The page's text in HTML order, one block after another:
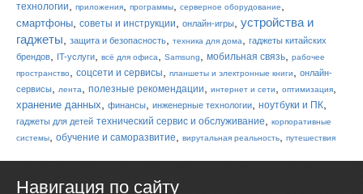
технологии
приложения программы серверное оборудование
смартфоны советы и инструкции онлайн-игры
устройства и
гаджеты
защита и безопасность техника для дома
гаджеты китайских
брендов
IT-услуги всё для офиса Samsung мобильная связь
рабочее
пространство
соцсети и сервисы планшеты и электронные книги
онлайн-
сервисы
лента полезные рекомендации интернет и сети оптимизация
хранение данных финансы инженерные технологии ноутбуки и ПК
гаджеты для детей технический сервис и обслуживание
корпоративные
системы
обучение и саморазвитие вирутальная реальность путешествия
Навигация по сайту